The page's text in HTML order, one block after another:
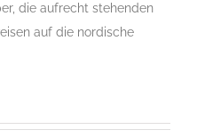
Rassehunde Standard
die aufrecht stehenden
auf die nordische